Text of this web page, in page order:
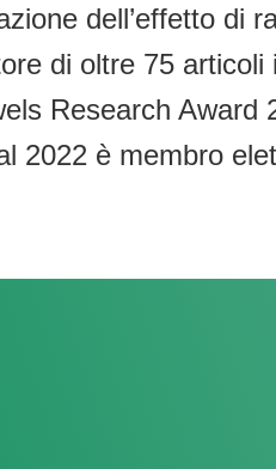
dell’effetto di
di oltre 75
Research
2022 è membro